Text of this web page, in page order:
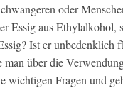
oder
Essig aus
Ist er unbedenklich
über die
Fragen und